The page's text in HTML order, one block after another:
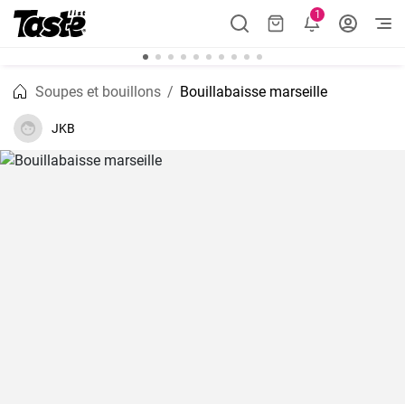
1
Soupes et bouillons Bouillabaisse marseille
JKB